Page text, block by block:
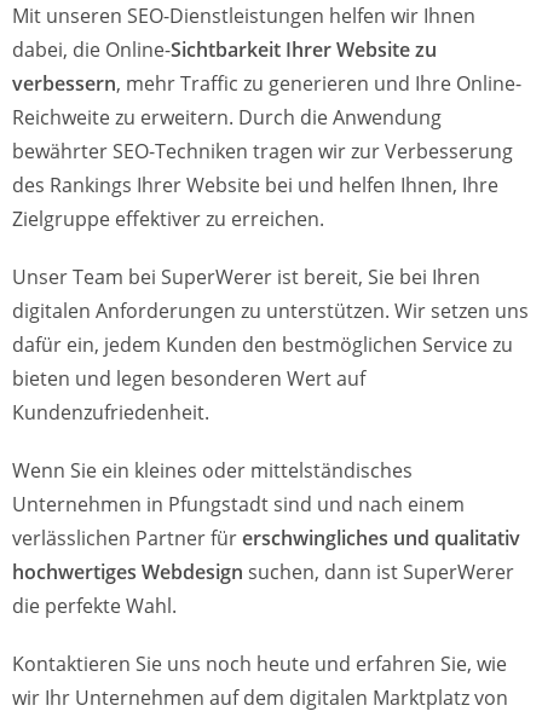
Mit unseren SEO-Dienstleistungen helfen wir Ihnen
dabei, die Online-Sichtbarkeit Ihrer Website zu
verbessern, mehr Traffic zu generieren und Ihre Online-
Reichweite zu erweitern. Durch die Anwendung
bewährter SEO-Techniken tragen wir zur Verbesserung
des Rankings Ihrer Website bei und helfen Ihnen, Ihre
Zielgruppe effektiver zu erreichen.
Unser Team bei SuperWerer ist bereit, Sie bei Ihren
digitalen Anforderungen zu unterstützen. Wir setzen uns
dafür ein, jedem Kunden den bestmöglichen Service zu
bieten und legen besonderen Wert auf
Kundenzufriedenheit.
Wenn Sie ein kleines oder mittelständisches
Unternehmen in Pfungstadt sind und nach einem
verlässlichen Partner fürerschwingliches und qualitativ
hochwertiges Webdesign suchen, dann ist SuperWerer
die perfekte Wahl.
Kontaktieren Sie uns noch heute und erfahren Sie, wie
wir Ihr Unternehmen auf dem digitalen Marktplatz von